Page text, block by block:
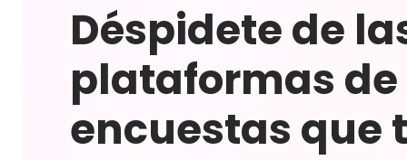
Déspidete de
plataformas de
encuestas que